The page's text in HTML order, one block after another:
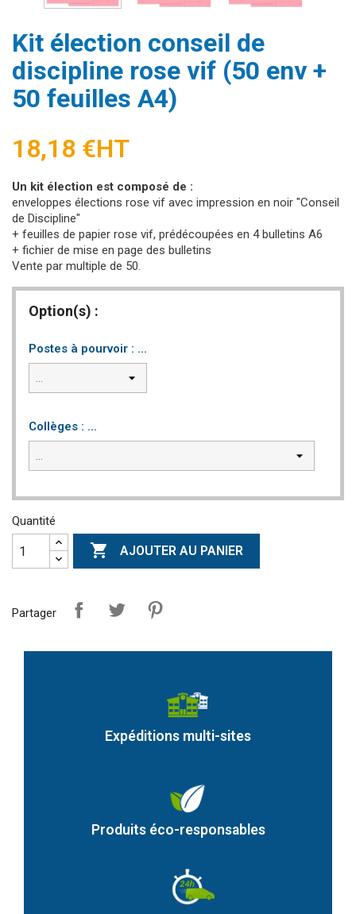
Kit élection conseil de
discipline rose vif (50 env +
50 feuilles A4)
18,18 €HT
Un kit élection est composé de :
enveloppes élections rose vif avec impression en noir "Conseil
de Discipline"
+ feuilles de papier rose vif, prédécoupées en 4 bulletins A6
+ fichier de mise en page des bulletins
Vente par multiple de 50.
Option(s) :
Postes à pourvoir : ...
Collèges : ...
Quantité
 AJOUTER AU PANIER
Partager
Expéditions multi-sites
Produits éco-responsables